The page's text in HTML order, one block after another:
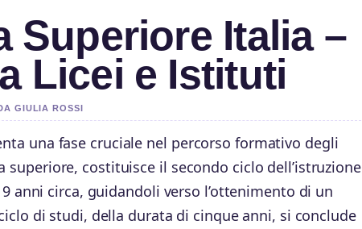
Superiore Italia –
Licei e Istituti
GIULIA ROSSI
una fase cruciale nel percorso formativo degli
costituisce il secondo ciclo dell’istruzione
anni circa, guidandoli verso l’ottenimento di un
di studi, della durata di cinque anni, si conclude